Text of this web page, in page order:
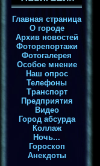
Главная страница
О городе
Архив новостей
Фоторепортажи
Фотогалерея
Особое мнение
Наш опрос
Телефоны
Транспорт
Предприятия
Видео
Город абсурда
Коллаж
Ночь...
Гороскоп
Анекдоты